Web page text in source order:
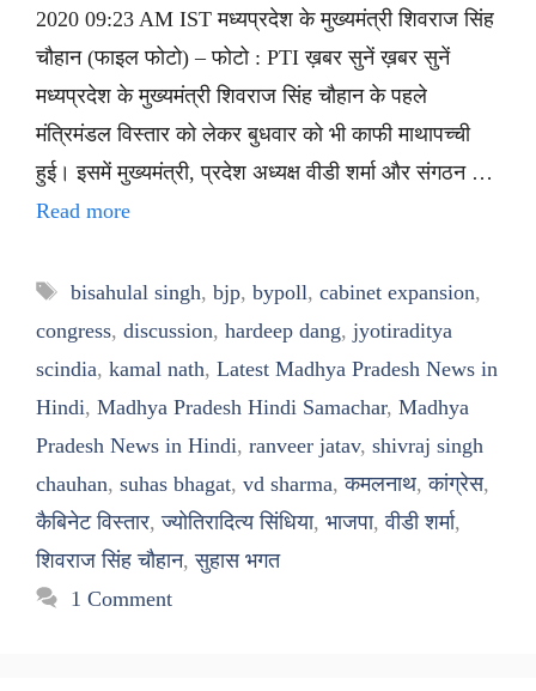
2020 09:23 AM IST मध्यप्रदेश के मुख्यमंत्री शिवराज सिंह
चौहान (फाइल फोटो) – फोटो : PTI ख़बर सुनें ख़बर सुनें
मध्यप्रदेश के मुख्यमंत्री शिवराज सिंह चौहान के पहले
मंत्रिमंडल विस्तार को लेकर बुधवार को भी काफी माथापच्ची
हुई। इसमें मुख्यमंत्री, प्रदेश अध्यक्ष वीडी शर्मा और संगठन …
Read more
Tags
bisahulal singh, bjp, bypoll, cabinet expansion,
congress, discussion, hardeep dang, jyotiraditya
scindia, kamal nath, Latest Madhya Pradesh News in
Hindi, Madhya Pradesh Hindi Samachar, Madhya
Pradesh News in Hindi, ranveer jatav, shivraj singh
chauhan, suhas bhagat, vd sharma,कमलनाथ,कांग्रेस,
कैबिनेट विस्तार,ज्योतिरादित्य सिंधिया, भाजपा,वीडी शर्मा,
शिवराज सिंह चौहान,सुहास भगत
1 Comment